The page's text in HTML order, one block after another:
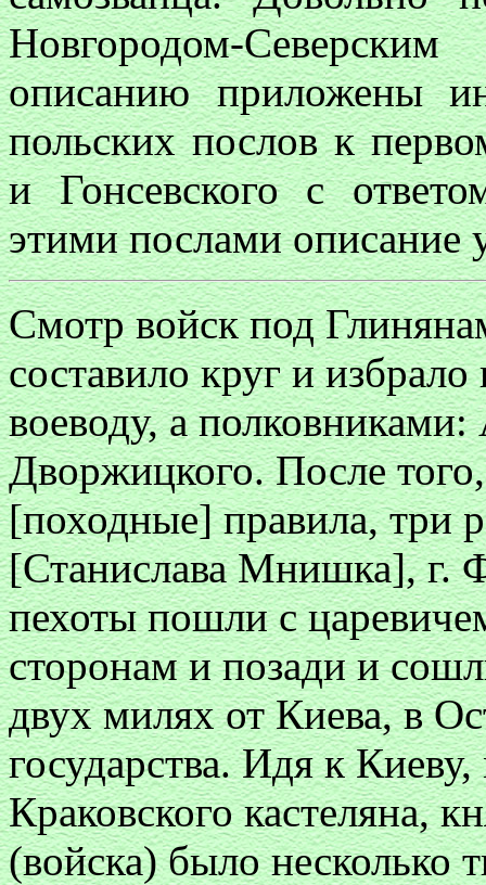
Новгородом-
описанию приложены
польских послов к
и Гонсевского с
этими послами описание
Смотр войск под
составило круг и
воеводу, а
Дворжицкого. После
[походные] правила, три
[Станислава Мнишка], г.
пехоты пошли с
сторонам и позади и
двух милях от Киева, в
государства. Идя к
Краковского кастеляна,
(войска) было несколько